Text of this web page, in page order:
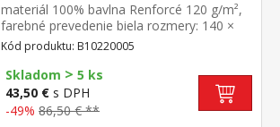
materiál 100% bavlna Renforcé 120 g/m²,
farebné prevedenie biela rozmery: 140 ×
200 cm + 70 × 90 cm pevné, odolné,
stálofarebné, nezrážavá úprava, hotelový
uzáver prateľné do 60 °C
Kód produktu: B10220005
Skladom > 5 ks
43,50 € s DPH
-49% 86,50 € **